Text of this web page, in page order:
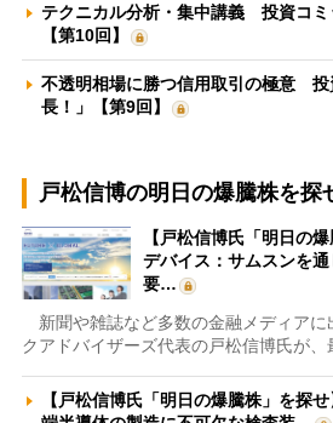
テクニカル分析・集中講義 投資コミ
【第10回】
不透明相場に勝つ信用取引の極意 投
長！」【第9回】
戸松信博の明日の爆騰株を探
【戸松信博氏「明日の
デバイス：サムスンを
要…
新聞や雑誌など多数の金融メディアに
クアドバイザーズ代表の戸松信博氏が、
【戸松信博氏「明日の爆騰株」を探